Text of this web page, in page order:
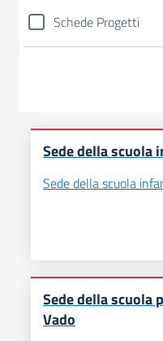
Schede Progetti
Sede della scuola
Sede della scuola
Sede della scuola
Vado